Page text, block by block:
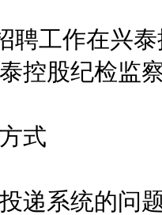
工作在兴泰
控股纪检监
式
系统的问题